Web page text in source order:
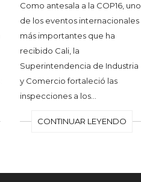
Como antesala a la COP16, uno
de los eventos internacionales
más importantes que ha
recibido Cali, la
Superintendencia de Industria
y Comercio fortaleció las
inspecciones a los…
CONTINUAR LEYENDO